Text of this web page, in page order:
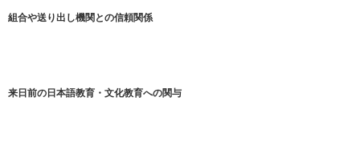
組合や送り出し機関との信頼関係
来日前の日本語教育・文化教育への関与